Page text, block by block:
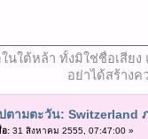
นใต้หล้า ทั้งมิใช่ชื่อเสีย
อย่าได้สร้างค
ตามตะวัน: Switzerland
อ:31 สิงหาคม 2555, 07:47:00 »